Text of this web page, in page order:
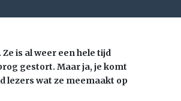
is al weer een hele tijd
gestort. Maar ja, je komt
lezers wat ze meemaakt op